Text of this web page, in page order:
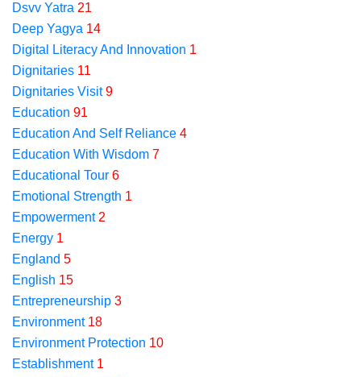
Dsvv Yatra 21
Deep Yagya 14
Digital Literacy And Innovation 1
Dignitaries 11
Dignitaries Visit 9
Education 91
Education And Self Reliance 4
Education With Wisdom 7
Educational Tour 6
Emotional Strength 1
Empowerment 2
Energy 1
England 5
English 15
Entrepreneurship 3
Environment 18
Environment Protection 10
Establishment 1